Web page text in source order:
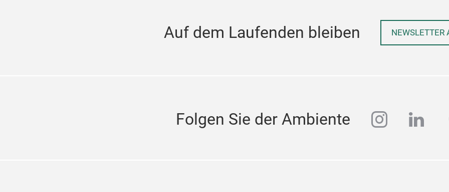
Auf dem Laufenden bleiben NEWSLETTER
Folgen Sie der Ambiente